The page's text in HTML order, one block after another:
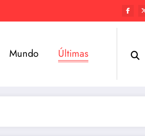
Mundo Últimas